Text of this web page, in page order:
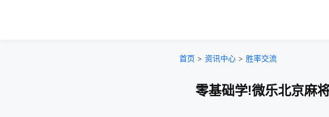
首页 > 资讯中心 > 胜率交流
零基础学!微乐北京麻